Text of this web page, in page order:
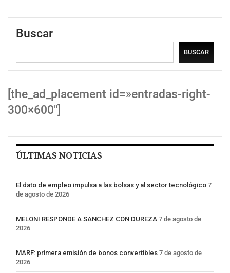
Buscar
BUSCAR
[the_ad_placement id=»entradas-right-
300×600″]
ÚLTIMAS NOTICIAS
El dato de empleo impulsa a las bolsas y al sector tecnológico 7
de agosto de 2026
MELONI RESPONDE A SANCHEZ CON DUREZA 7 de agosto de
2026
MARF: primera emisión de bonos convertibles 7 de agosto de
2026